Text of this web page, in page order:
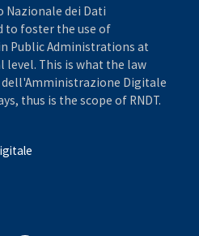
Nazionale dei Dati
to foster the use of
Public Administrations at
This is what the law
dell'Amministrazione Digitale
thus is the scope of RNDT.